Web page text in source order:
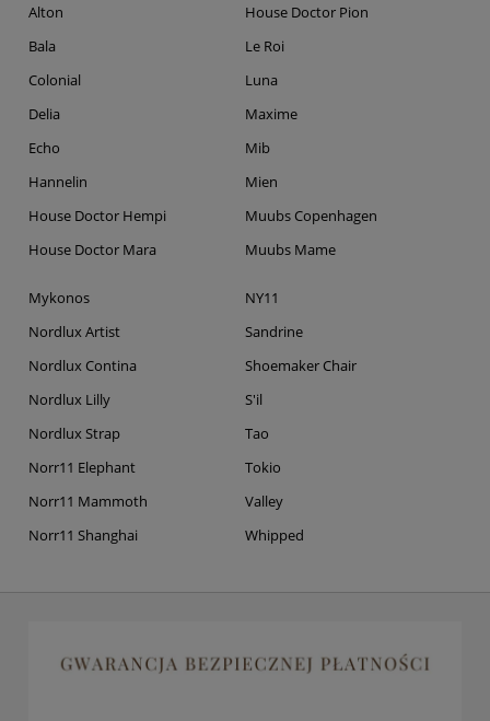
Alton
Bala
Colonial
Delia
Echo
Hannelin
House Doctor Hempi
House Doctor Mara
House Doctor Pion
Le Roi
Luna
Maxime
Mib
Mien
Muubs Copenhagen
Muubs Mame
Mykonos
Nordlux Artist
Nordlux Contina
Nordlux Lilly
Nordlux Strap
Norr11 Elephant
Norr11 Mammoth
Norr11 Shanghai
NY11
Sandrine
Shoemaker Chair
S'il
Tao
Tokio
Valley
Whipped